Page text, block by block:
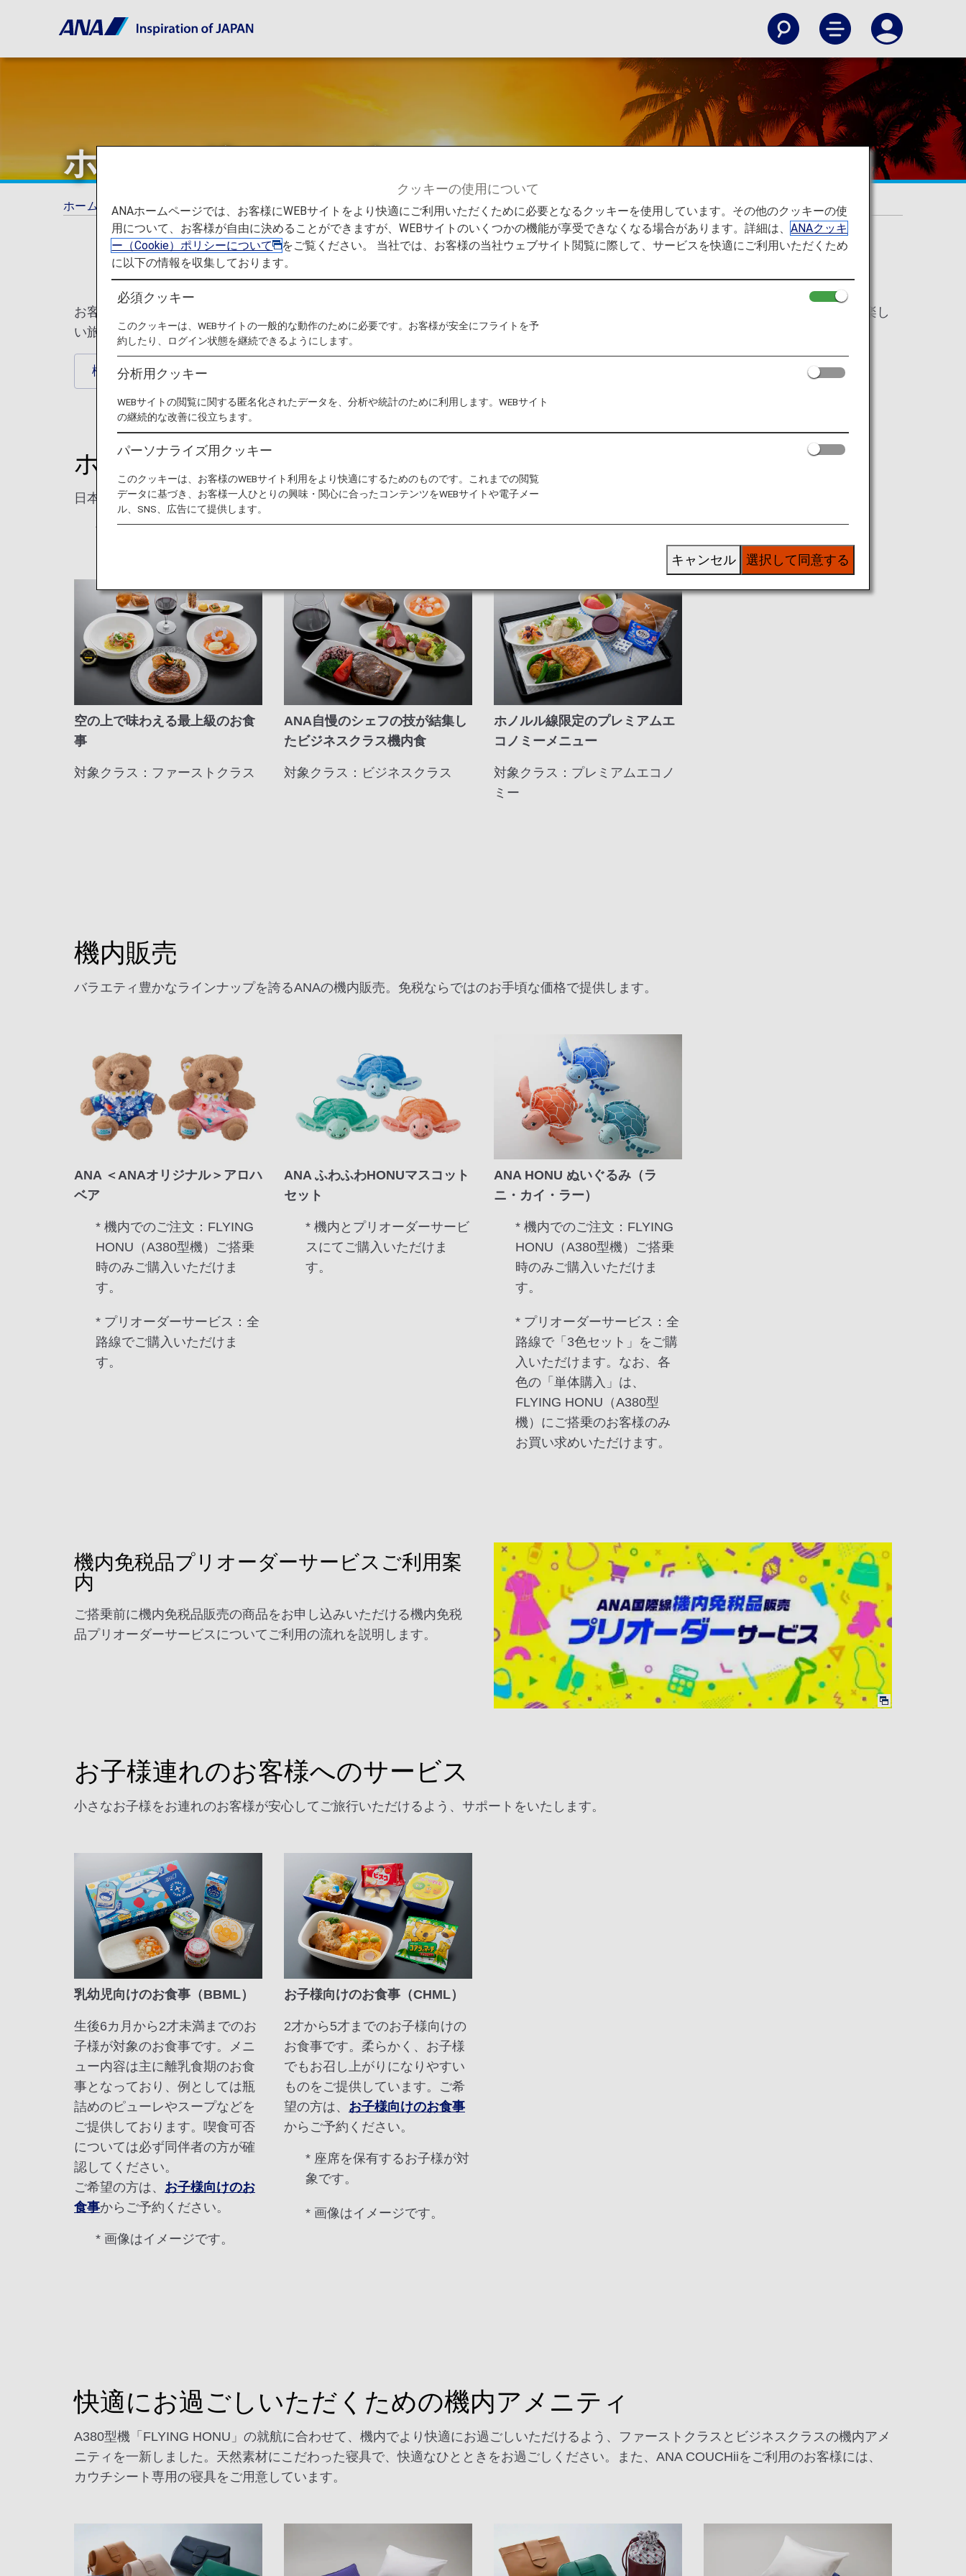
ホノルル線のサービス
ホーム ANAがお約束する体験 ホノルル線のサービス
お客様にハワイ到着前からリゾート気分を感じていただけるよう、「楽しさ」あふれるサービスをご用意しました。ANAのホノルル線で楽し
い旅の思い出を！
機内食・ドリンク
ホノルル線の機内食メニュー
日本発のホノルル線でお楽しみいただける機内食をご案内します。
* 画像はイメージです。
空の上で味わえる最上級のお食
事
対象クラス：ファーストクラス
ANA自慢のシェフの技が結集し
たビジネスクラス機内食
対象クラス：ビジネスクラス
ホノルル線限定のプレミアムエ
コノミーメニュー
対象クラス：プレミアムエコノ
ミー
機内販売
バラエティ豊かなラインナップを誇るANAの機内販売。免税ならではのお手頃な価格で提供します。
ANA ＜ANAオリジナル＞アロハ
ベア
* 機内でのご注文：FLYING
HONU（A380型機）ご搭乗
時のみご購入いただけま
す。
* プリオーダーサービス：全
路線でご購入いただけま
す。
ANA ふわふわHONUマスコット
セット
* 機内とプリオーダーサービ
スにてご購入いただけま
す。
ANA HONU ぬいぐるみ（ラ
ニ・カイ・ラー）
* 機内でのご注文：FLYING
HONU（A380型機）ご搭乗
時のみご購入いただけま
す。
* プリオーダーサービス：全
路線で「3色セット」をご購
入いただけます。なお、各
色の「単体購入」は、
FLYING HONU（A380型
機）にご搭乗のお客様のみ
お買い求めいただけます。
機内免税品プリオーダーサービスご利用案
内
ご搭乗前に機内免税品販売の商品をお申し込みいただける機内免税
品プリオーダーサービスについてご利用の流れを説明します。
お子様連れのお客様へのサービス
小さなお子様をお連れのお客様が安心してご旅行いただけるよう、サポートをいたします。
乳幼児向けのお食事（BBML）
生後6カ月から2才未満までのお
子様が対象のお食事です。メニ
ュー内容は主に離乳食期のお食
事となっており、例としては瓶
詰めのピューレやスープなどを
ご提供しております。喫食可否
については必ず同伴者の方が確
認してください。
ご希望の方は、 お子様向けのお
食事からご予約ください。
* 画像はイメージです。
お子様向けのお食事（CHML）
2才から5才までのお子様向けの
お食事です。柔らかく、お子様
でもお召し上がりになりやすい
ものをご提供しています。ご希
望の方は、 お子様向けのお食事
からご予約ください。
* 座席を保有するお子様が対
象です。
* 画像はイメージです。
快適にお過ごしいただくための機内アメニティ
A380型機「FLYING HONU」の就航に合わせて、機内でより快適にお過ごしいただけるよう、ファーストクラスとビジネスクラスの機内アメ
ニティを一新しました。天然素材にこだわった寝具で、快適なひとときをお過ごしください。また、ANA COUCHiiをご利用のお客様には、
カウチシート専用の寝具をご用意しています。
クッキーの使用について
ANAホームページでは、お客様にWEBサイトをより快適にご利用いただくために必要となるクッキーを使用しています。その他のクッキーの使
用について、お客様が自由に決めることができますが、WEBサイトのいくつかの機能が享受できなくなる場合があります。詳細は、ANAクッキ
ー（Cookie）ポリシーについて
をご覧ください。 当社では、お客様の当社ウェブサイト閲覧に際して、サービスを快適にご利用いただくため
に以下の情報を収集しております。
必須クッキー
このクッキーは、WEBサイトの一般的な動作のために必要です。お客様が安全にフライトを予
約したり、ログイン状態を継続できるようにします。
分析用クッキー
WEBサイトの閲覧に関する匿名化されたデータを、分析や統計のために利用します。WEBサイト
の継続的な改善に役立ちます。
パーソナライズ用クッキー
このクッキーは、お客様のWEBサイト利用をより快適にするためのものです。これまでの閲覧
データに基づき、お客様一人ひとりの興味・関心に合ったコンテンツをWEBサイトや電子メー
ル、SNS、広告にて提供します。
選択して同意する
キャンセル